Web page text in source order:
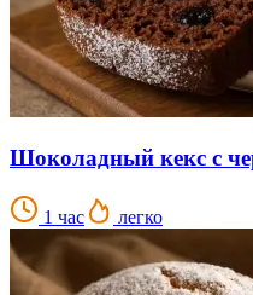
Шоколадный кекс с
1 час легко